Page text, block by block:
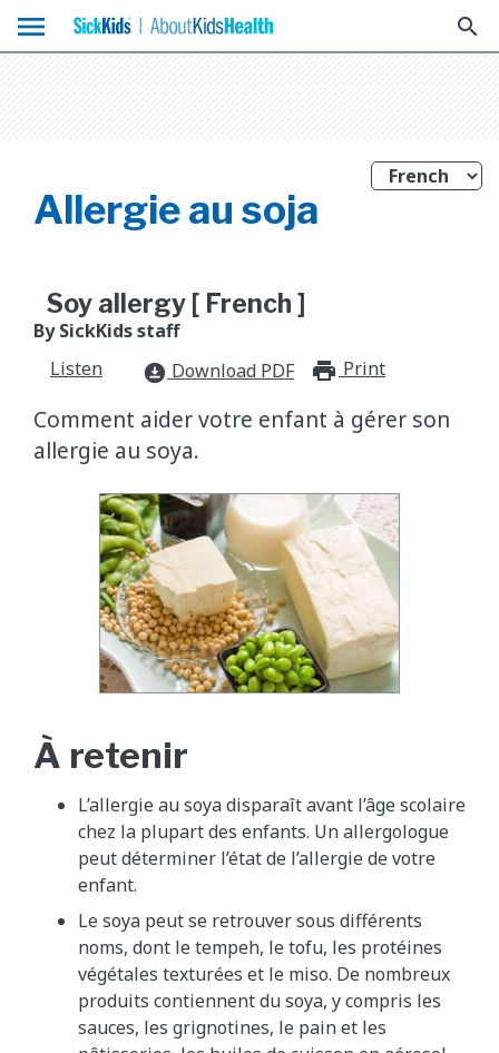
menu search
Allergie au soja
Soy allergy [ French ]
By SickKids staff
Listen
download_for_offline Download PDF Print
Comment aider votre enfant à gérer son
allergie au soya.
À retenir
L’allergie au soya disparaît avant l’âge scolaire
chez la plupart des enfants. Un allergologue
peut déterminer l’état de l’allergie de votre
enfant.
Le soya peut se retrouver sous différents
noms, dont le tempeh, le tofu, les protéines
végétales texturées et le miso. De nombreux
produits contiennent du soya, y compris les
sauces, les grignotines, le pain et les